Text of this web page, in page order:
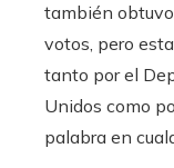
también
votos, pero
tanto por el
Unidos como
palabra en